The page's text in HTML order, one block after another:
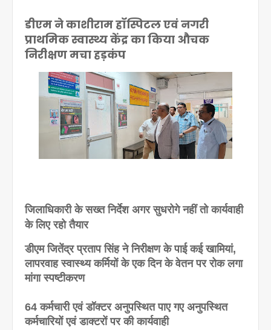
डीएम ने काशीराम हॉस्पिटल एवं नगरी
प्राथमिक स्वास्थ्य केंद्र का किया औचक
निरीक्षण मचा हड़कंप
जिलाधिकारी के सख्त निर्देश अगर सुधरोगे नहीं तो कार्यवाही
के लिए रहो तैयार
डीएम जितेंद्र प्रताप सिंह ने निरीक्षण के पाई कई खामियां,
लापरवाह स्वास्थ्य कर्मियों के एक दिन के वेतन पर रोक लगा
मांगा स्पष्टीकरण
64 कर्मचारी एवं डॉक्टर अनुपस्थित पाए गए अनुपस्थित
कर्मचारियों एवं डाक्टरों पर की कार्यवाही